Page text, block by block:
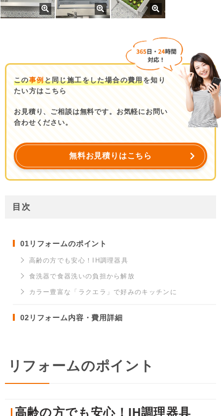
この事例と同じ施工をした場合の費用を知り
たい方はこちら
お見積り、ご相談は無料です。お気軽にお問い
合わせください。
無料お見積りはこちら
目次
01 リフォームのポイント
高齢の方でも安心！IH調理器具
食洗器で食器洗いの負担から解放
カラー豊富な「ラクエラ」で好みのキッチンに
02 リフォーム内容・費用詳細
リフォームのポイント
高齢の方でも安心！IH調理器具